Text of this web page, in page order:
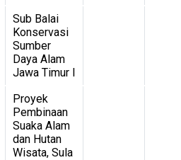
Sub Balai
Konservasi
Sumber
Daya Alam
Jawa Timur I
Proyek
Pembinaan
Suaka Alam
dan Hutan
Wisata, Sula